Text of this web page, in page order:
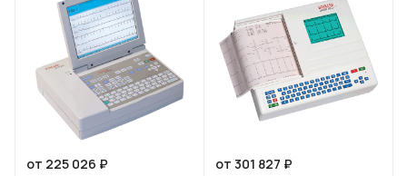
от 225 026 ₽
от 301 827 ₽